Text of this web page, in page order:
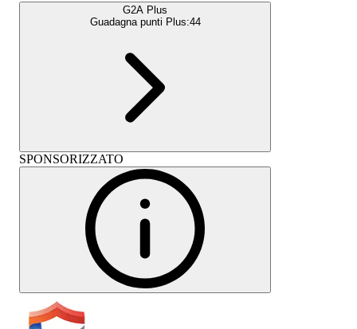
G2A Plus
Guadagna punti Plus:44
SPONSORIZZATO